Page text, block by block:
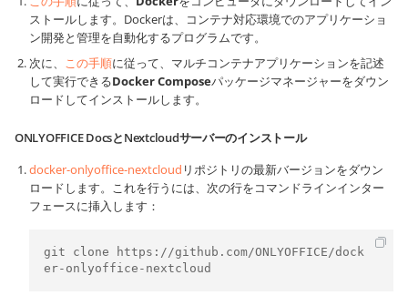
ストールします。Dockerは、コンテナ対応環境でのアプリケーショ
ン開発と管理を自動化するプログラムです。
次に、 この手順に従って、マルチコンテナアプリケーションを記述
して実行できるDocker Composeパッケージマネージャーをダウン
ロードしてインストールします。
ONLYOFFICE DocsとNextcloudサーバーのインストール
docker-onlyoffice-nextcloud リポジトリの最新バージョンをダウン
ロードします。これを行うには、次の行をコマンドラインインター
フェースに挿入します：
git clone https://github.com/ONLYOFFICE/dock
er-onlyoffice-nextcloud